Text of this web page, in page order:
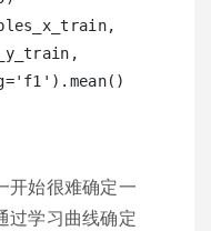
开始很难确定⼀
过学习曲线确定